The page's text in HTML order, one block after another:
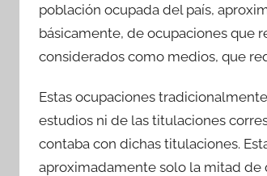
población ocupada del país,
básicamente, de ocupaciones que
considerados como medios, que
Estas ocupaciones
estudios ni de las titulaciones
contaba con dichas titulaciones.
aproximadamente solo la mitad de